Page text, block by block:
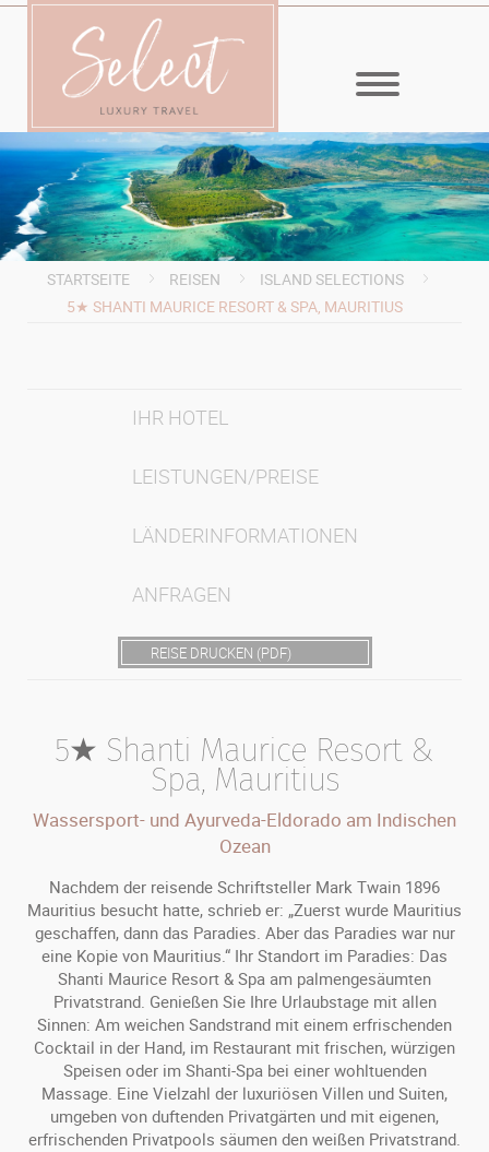
MENÜ
STARTSEITE REISEN
ISLAND SELECTIONS
5★ SHANTI MAURICE RESORT & SPA, MAURITIUS
IHR HOTEL
LEISTUNGEN/PREISE
LÄNDERINFORMATIONEN
ANFRAGEN
REISE DRUCKEN (PDF)
5★ Shanti Maurice Resort &
Spa, Mauritius
Wassersport- und Ayurveda-Eldorado am Indischen
Ozean
Nachdem der reisende Schriftsteller Mark Twain 1896
Mauritius besucht hatte, schrieb er: „Zuerst wurde Mauritius
geschaffen, dann das Paradies. Aber das Paradies war nur
eine Kopie von Mauritius.“ Ihr Standort im Paradies: Das
Shanti Maurice Resort & Spa am palmengesäumten
Privatstrand. Genießen Sie Ihre Urlaubstage mit allen
Sinnen: Am weichen Sandstrand mit einem erfrischenden
Cocktail in der Hand, im Restaurant mit frischen, würzigen
Speisen oder im Shanti-Spa bei einer wohltuenden
Massage. Eine Vielzahl der luxuriösen Villen und Suiten,
umgeben von duftenden Privatgärten und mit eigenen,
erfrischenden Privatpools säumen den weißen Privatstrand.